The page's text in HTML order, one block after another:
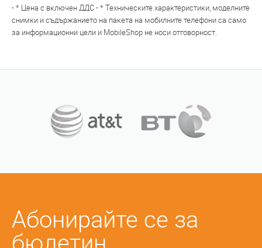
- * Цена с включен ДДС - * Техническите характеристики, моделните
снимки и съдържанието на пакета на мобилните телефони са само
за информационни цели и MobileShop не носи отговорност.
Абонирайте се за